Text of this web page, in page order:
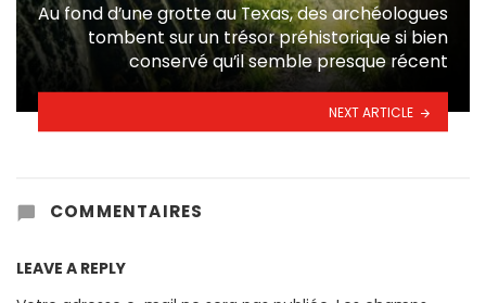
Au fond d’une grotte au Texas, des archéologues
tombent sur un trésor préhistorique si bien
conservé qu’il semble presque récent
NEXT ARTICLE
COMMENTAIRES
LEAVE A REPLY